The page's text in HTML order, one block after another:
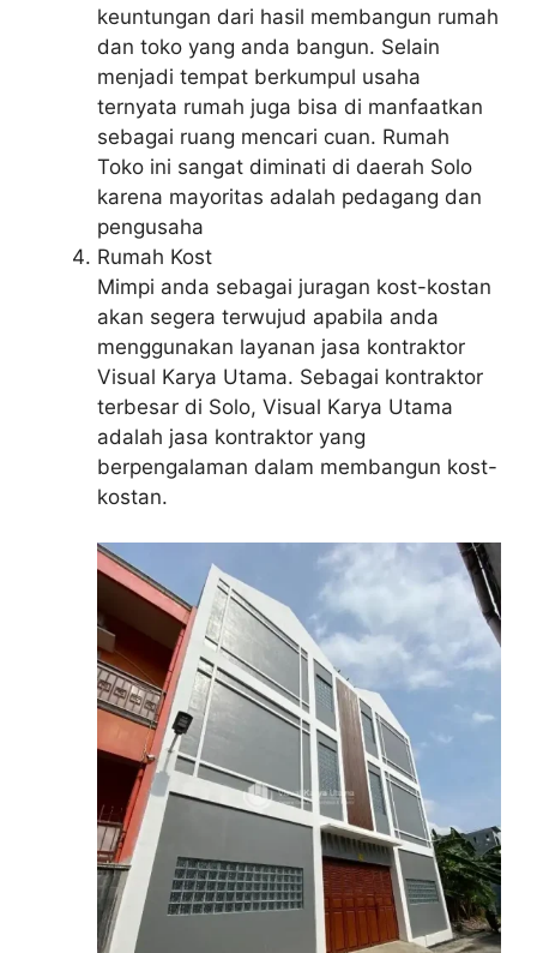
keuntungan dari hasil membangun rumah
dan toko yang anda bangun. Selain
menjadi tempat berkumpul usaha
ternyata rumah juga bisa di manfaatkan
sebagai ruang mencari cuan. Rumah
Toko ini sangat diminati di daerah Solo
karena mayoritas adalah pedagang dan
pengusaha
Rumah Kost
Mimpi anda sebagai juragan kost-kostan
akan segera terwujud apabila anda
menggunakan layanan jasa kontraktor
Visual Karya Utama. Sebagai kontraktor
terbesar di Solo, Visual Karya Utama
adalah jasa kontraktor yang
berpengalaman dalam membangun kost-
kostan.